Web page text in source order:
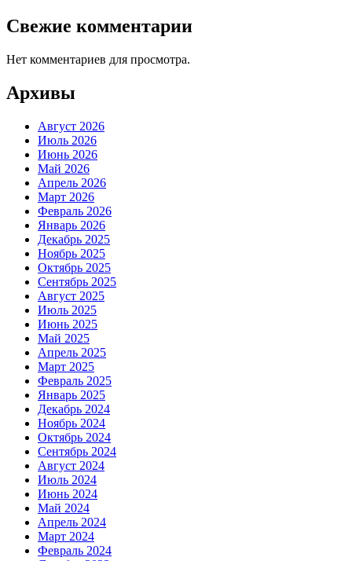
Свежие комментарии
Нет комментариев для просмотра.
Архивы
Август 2026
Июль 2026
Июнь 2026
Май 2026
Апрель 2026
Март 2026
Февраль 2026
Январь 2026
Декабрь 2025
Ноябрь 2025
Октябрь 2025
Сентябрь 2025
Август 2025
Июль 2025
Июнь 2025
Май 2025
Апрель 2025
Март 2025
Февраль 2025
Январь 2025
Декабрь 2024
Ноябрь 2024
Октябрь 2024
Сентябрь 2024
Август 2024
Июль 2024
Июнь 2024
Май 2024
Апрель 2024
Март 2024
Февраль 2024